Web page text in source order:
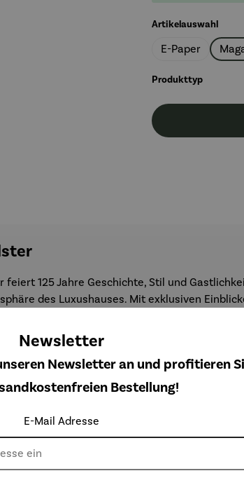
Artikelauswahl
E-Paper
Produkttyp
125 Jahre Geschichte, Stil und
des Luxushauses. Mit exklusiven
Weitere Produkte
Newsletter
Newsletter an und profitieren
Bestellung!
E-Mail Adresse